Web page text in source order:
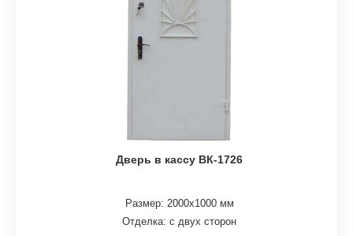
Дверь в кассу ВК-1726
Размер: 2000х1000 мм
Отделка: с двух сторон